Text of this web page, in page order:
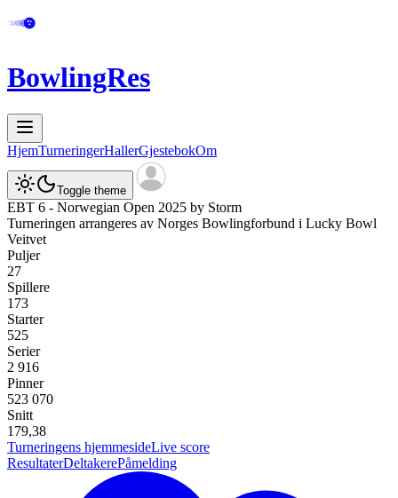
BowlingRes
HjemTurneringerHallerGjestebokOm
Toggle theme
EBT 6 - Norwegian Open 2025 by Storm
Turneringen arrangeres av Norges Bowlingforbund i Lucky Bowl
Veitvet
Puljer
27
Spillere
173
Starter
525
Serier
2 916
Pinner
523 070
Snitt
179,38
Turneringens hjemmesideLive score
ResultaterDeltakerePåmelding